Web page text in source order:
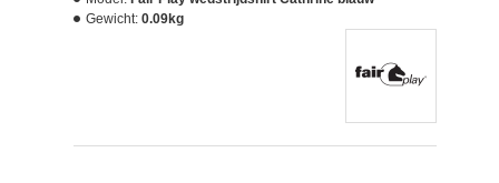
Gewicht: 0.09kg